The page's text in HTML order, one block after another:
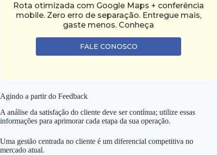
Rota otimizada com Google Maps + conferência
mobile. Zero erro de separação. Entregue mais,
gaste menos. Conheça
FALE CONOSCO
Agindo a partir do Feedback
A análise da satisfação do cliente deve ser contínua; utilize essas
informações para aprimorar cada etapa da sua operação.
Uma gestão centrada no cliente é um diferencial competitiva no
mercado atual.